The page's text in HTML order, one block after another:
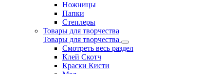
Ножницы
Папки
Степлеры
Товары для творчества
Товары для творчества
Смотреть весь раздел
Клей Скотч
Краски Кисти